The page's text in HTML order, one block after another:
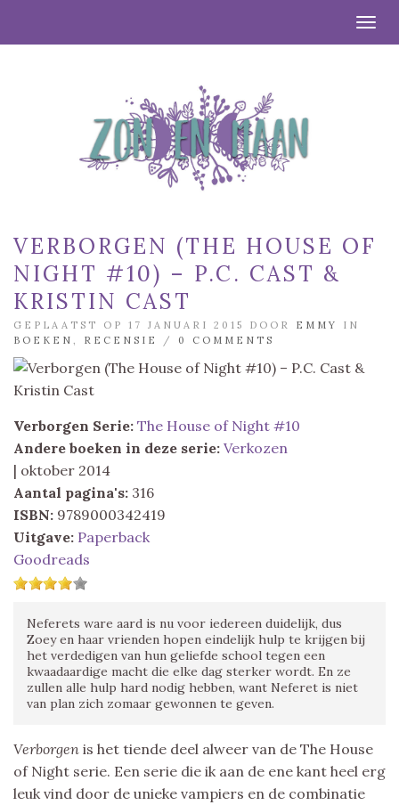
VERBORGEN (THE HOUSE OF
NIGHT #10) – P.C. CAST &
KRISTIN CAST
GEPLAATST OP 17 JANUARI 2015 DOOR EMMY
IN
BOEKEN
RECENSIE / 0 COMMENTS
Verborgen Serie: The House of Night #10
Andere boeken in deze serie: Verkozen
| oktober 2014
Aantal pagina's: 316
ISBN: 9789000342419
Uitgave: Paperback
Goodreads
Neferets ware aard is nu voor iedereen duidelijk, dus
Zoey en haar vrienden hopen eindelijk hulp te krijgen bij
het verdedigen van hun geliefde school tegen een
kwaadaardige macht die elke dag sterker wordt. En ze
zullen alle hulp hard nodig hebben, want Neferet is niet
van plan zich zomaar gewonnen te geven.
Verborgen is het tiende deel alweer van de The House
of Night serie. Een serie die ik aan de ene kant heel erg
leuk vind door de unieke vampiers en de combinatie